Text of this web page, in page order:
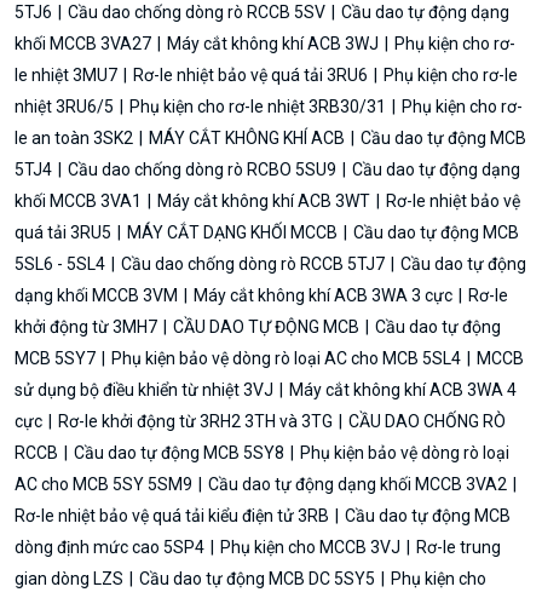
5TJ6
Cầu dao chống dòng rò RCCB 5SV
Cầu dao tự động dạng
khối MCCB 3VA27
Máy cắt không khí ACB 3WJ
Phụ kiện cho rơ-
le nhiệt 3MU7
Rơ-le nhiệt bảo vệ quá tải 3RU6
Phụ kiện cho rơ-le
nhiệt 3RU6/5
Phụ kiện cho rơ-le nhiệt 3RB30/31
Phụ kiện cho rơ-
le an toàn 3SK2
MÁY CẮT KHÔNG KHÍ ACB
Cầu dao tự động MCB
5TJ4
Cầu dao chống dòng rò RCBO 5SU9
Cầu dao tự động dạng
khối MCCB 3VA1
Máy cắt không khí ACB 3WT
Rơ-le nhiệt bảo vệ
quá tải 3RU5
MÁY CẮT DẠNG KHỐI MCCB
Cầu dao tự động MCB
5SL6 - 5SL4
Cầu dao chống dòng rò RCCB 5TJ7
Cầu dao tự động
dạng khối MCCB 3VM
Máy cắt không khí ACB 3WA 3 cực
Rơ-le
khởi động từ 3MH7
CẦU DAO TỰ ĐỘNG MCB
Cầu dao tự động
MCB 5SY7
Phụ kiện bảo vệ dòng rò loại AC cho MCB 5SL4
MCCB
sử dụng bộ điều khiển từ nhiệt 3VJ
Máy cắt không khí ACB 3WA 4
cực
Rơ-le khởi động từ 3RH2 3TH và 3TG
CẦU DAO CHỐNG RÒ
RCCB
Cầu dao tự động MCB 5SY8
Phụ kiện bảo vệ dòng rò loại
AC cho MCB 5SY 5SM9
Cầu dao tự động dạng khối MCCB 3VA2
Rơ-le nhiệt bảo vệ quá tải kiểu điện tử 3RB
Cầu dao tự động MCB
dòng định mức cao 5SP4
Phụ kiện cho MCCB 3VJ
Rơ-le trung
gian dòng LZS
Cầu dao tự động MCB DC 5SY5
Phụ kiện cho